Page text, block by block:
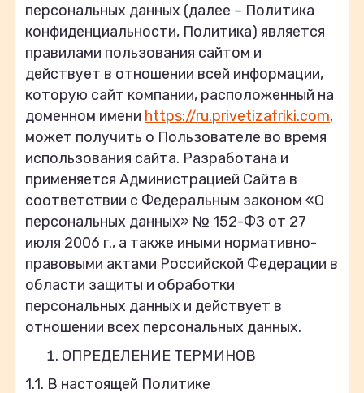
персональных данных (далее – Политика
конфиденциальности, Политика) является
правилами пользования сайтом и
действует в отношении всей информации,
которую сайт компании, расположенный на
доменном имени https://ru.privetizafriki.com,
может получить о Пользователе во время
использования сайта. Разработана и
применяется Администрацией Сайта в
соответствии с Федеральным законом «О
персональных данных» № 152-ФЗ от 27
июля 2006 г., а также иными нормативно-
правовыми актами Российской Федерации в
области защиты и обработки
персональных данных и действует в
отношении всех персональных данных.
ОПРЕДЕЛЕНИЕ ТЕРМИНОВ
1.1. В настоящей Политике